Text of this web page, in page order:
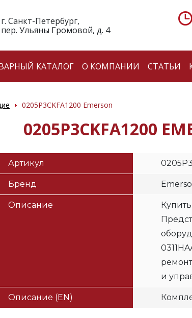
г. Санкт-Петербург,
пер. Ульяны Громовой, д. 4
КАТАЛОГ О КОМПАНИИ СТАТЬИ
0205P3CKFA1200 Emerson
0205P3CKFA1200
Артикул
Бренд
Описание
и
Описание (EN)